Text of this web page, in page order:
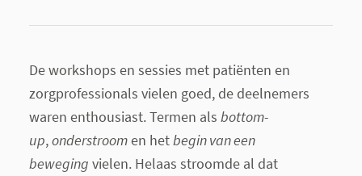
De workshops en sessies met patiënten en
zorgprofessionals vielen goed, de deelnemers
waren enthousiast. Termen als bottom-
up,onderstroomen hetbegin van een
beweging vielen. Helaas stroomde al dat